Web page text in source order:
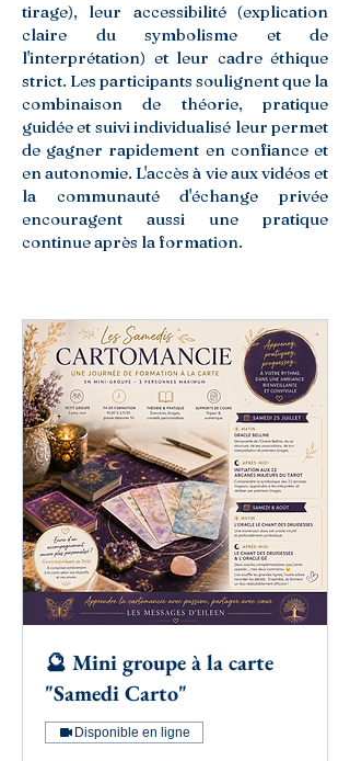
tirage), leur accessibilité (explication
claire du symbolisme et de
l'interprétation) et leur cadre éthique
strict. Les participants soulignent que la
combinaison de théorie, pratique
guidée et suivi individualisé leur permet
de gagner rapidement en confiance et
en autonomie. L'accès à vie aux vidéos et
la communauté d'échange privée
encouragent aussi une pratique
continue après la formation.
🔮 Mini groupe à la carte
"Samedi Carto"
Disponible en ligne